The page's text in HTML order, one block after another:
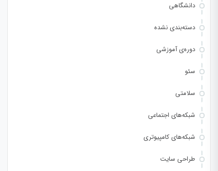
دانشگاهی
دسته‌بندی نشده
دوره‌ی آموزشی
سئو
سلامتی
شبکه‌های اجتماعی
شبکه‌های کامپیوتری
طراحی سایت